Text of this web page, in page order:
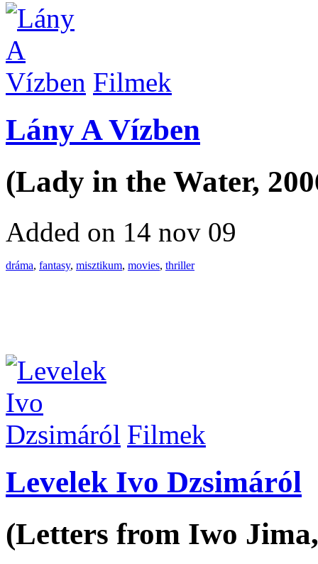
Filmek
Lány A Vízben
(Lady in the Water,
Added on 14 nov 09
dráma, fantasy, misztikum, movies, thriller
Filmek
Levelek Ivo Dzsimáról
(Letters from Iwo